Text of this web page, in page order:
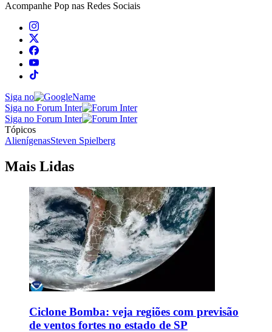
Acompanhe Pop nas Redes Sociais
Siga no
Siga no Forum Inter
Siga no Forum Inter
Tópicos
AlienígenasSteven Spielberg
Mais Lidas
Ciclone Bomba: veja regiões com previsão
de ventos fortes no estado de SP